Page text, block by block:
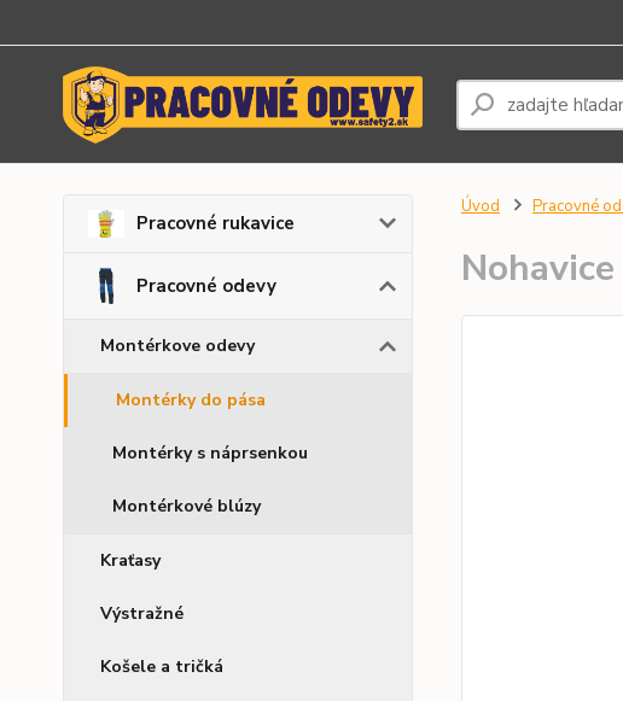
Pracovné rukavice
Pracovné odevy
Montérkove odevy
Montérky do pása
Montérky s náprsenkou
Montérkové blúzy
Kraťasy
Výstražné
Košele a tričká
Úvod Pracovné